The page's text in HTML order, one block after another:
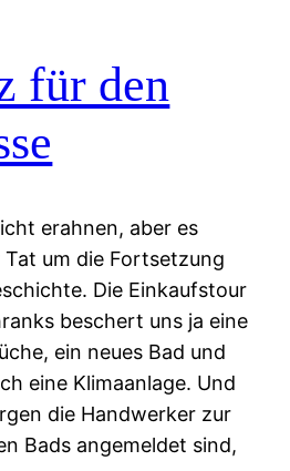
für den
erahnen, aber es
um die Fortsetzung
Die Einkaufstour
beschert uns ja eine
ein neues Bad und
eine Klimaanlage. Und
die Handwerker zur
Bads angemeldet sind,